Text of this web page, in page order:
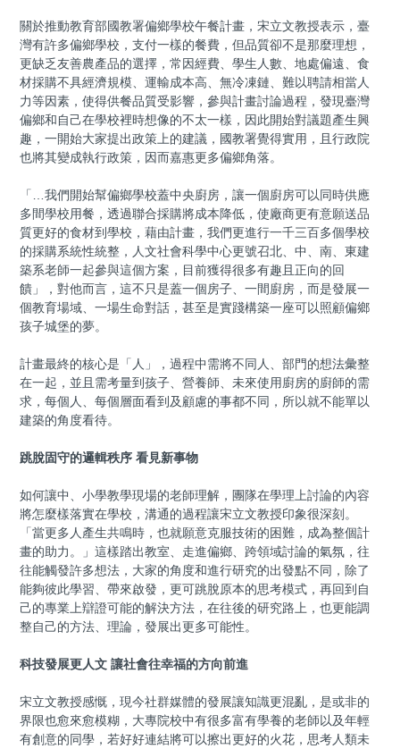
關於推動教育部國教署偏鄉學校午餐計畫，宋立文教授表示，臺
灣有許多偏鄉學校，支付一樣的餐費，但品質卻不是那麼理想，
更缺乏友善農產品的選擇，常因經費、學生人數、地處偏遠、食
材採購不具經濟規模、運輸成本高、無冷凍鏈、難以聘請相當人
力等因素，使得供餐品質受影響，參與計畫討論過程，發現臺灣
偏鄉和自己在學校裡時想像的不太一樣，因此開始對議題產生興
趣，一開始大家提出政策上的建議，國教署覺得實用，且行政院
也將其變成執行政策，因而嘉惠更多偏鄉角落。
「…我們開始幫偏鄉學校蓋中央廚房，讓一個廚房可以同時供應
多間學校用餐，透過聯合採購將成本降低，使廠商更有意願送品
質更好的食材到學校，藉由計畫，我們更進行一千三百多個學校
的採購系統性統整，人文社會科學中心更號召北、中、南、東建
築系老師一起參與這個方案，目前獲得很多有趣且正向的回
饋」，對他而言，這不只是蓋一個房子、一間廚房，而是發展一
個教育場域、一場生命對話，甚至是實踐構築一座可以照顧偏鄉
孩子城堡的夢。
計畫最終的核心是「人」，過程中需將不同人、部門的想法彙整
在一起，並且需考量到孩子、營養師、未來使用廚房的廚師的需
求，每個人、每個層面看到及顧慮的事都不同，所以就不能單以
建築的角度看待。
跳脫固守的邏輯秩序 看見新事物
如何讓中、小學教學現場的老師理解，團隊在學理上討論的內容
將怎麼樣落實在學校，溝通的過程讓宋立文教授印象很深刻。
「當更多人產生共鳴時，也就願意克服技術的困難，成為整個計
畫的助力。」這樣踏出教室、走進偏鄉、跨領域討論的氣氛，往
往能觸發許多想法，大家的角度和進行研究的出發點不同，除了
能夠彼此學習、帶來啟發，更可跳脫原本的思考模式，再回到自
己的專業上辯證可能的解決方法，在往後的研究路上，也更能調
整自己的方法、理論，發展出更多可能性。
科技發展更人文 讓社會往幸福的方向前進
宋立文教授感慨，現今社群媒體的發展讓知識更混亂，是或非的
界限也愈來愈模糊，大專院校中有很多富有學養的老師以及年輕
有創意的同學，若好好連結將可以擦出更好的火花，思考人類未